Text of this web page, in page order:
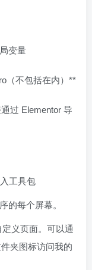
变量
（不包括在内）**
过 Elementor 导
工具包
的每个屏幕。
义页面。可以通
夹图标访问我的